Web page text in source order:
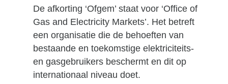
De afkorting ‘Ofgem’ staat voor ‘Office of
Gas and Electricity Markets’. Het betreft
een organisatie die de behoeften van
bestaande en toekomstige elektriciteits-
en gasgebruikers beschermt en dit op
internationaal niveau doet.